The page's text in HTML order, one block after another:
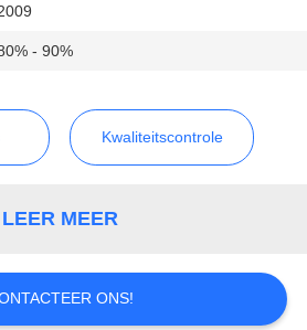
- 90%
Kwaliteitscontrole
LEER MEER
ONS!